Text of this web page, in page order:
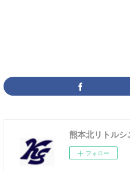
熊本北リトルシ
フォロー